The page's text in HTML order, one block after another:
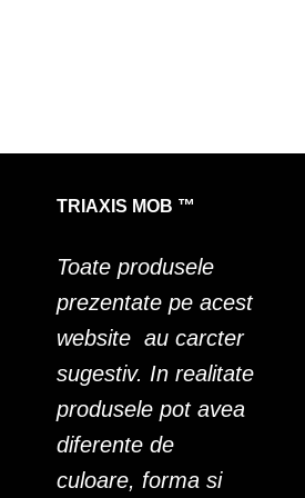
TRIAXIS MOB ™
Toate produsele
prezentate pe acest
website au carcter
sugestiv. In realitate
produsele pot avea
diferente de
culoare, forma si